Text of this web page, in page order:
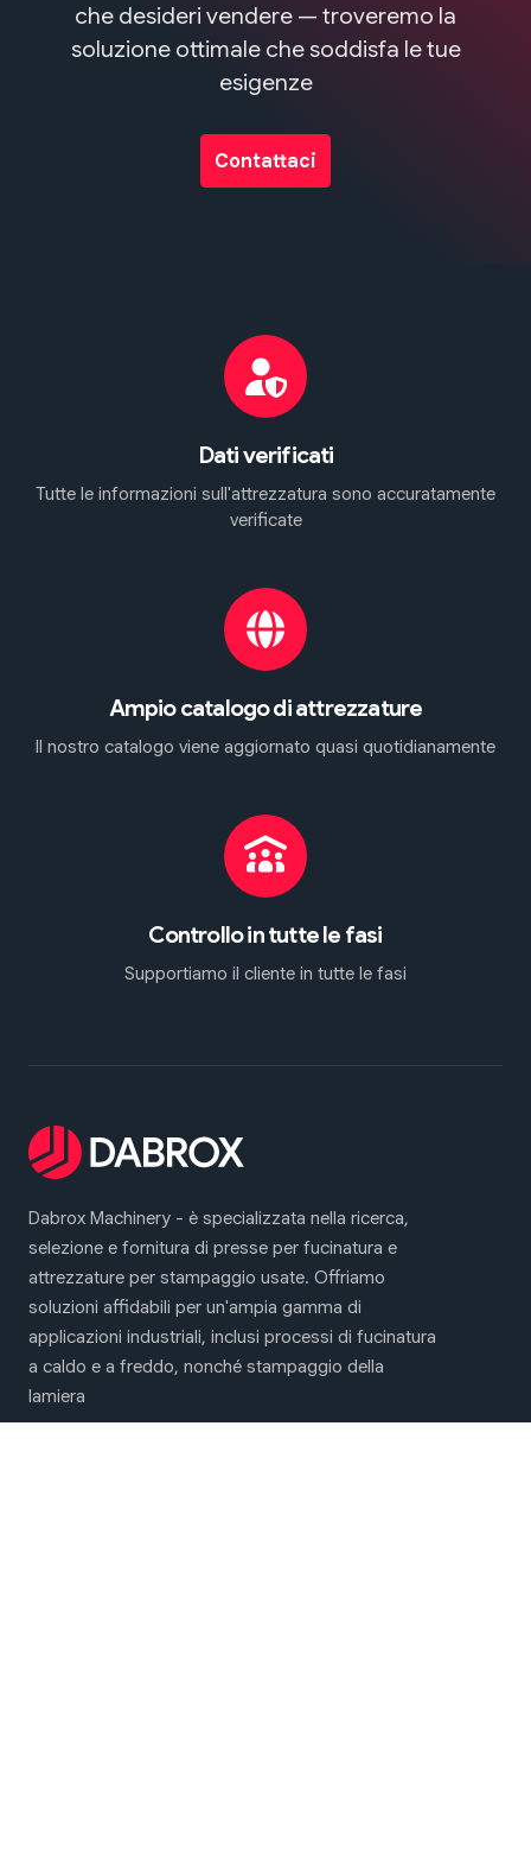
che desideri vendere — troveremo la
soluzione ottimale che soddisfa le tue
esigenze
Contattaci
Dati verificati
Tutte le informazioni sull'attrezzatura sono accuratamente
verificate
Ampio catalogo di attrezzature
Il nostro catalogo viene aggiornato quasi quotidianamente
Controllo in tutte le fasi
Supportiamo il cliente in tutte le fasi
Dabrox Machinery - è specializzata nella ricerca,
selezione e fornitura di presse per fucinatura e
attrezzature per stampaggio usate. Offriamo
soluzioni affidabili per un'ampia gamma di
applicazioni industriali, inclusi processi di fucinatura
a caldo e a freddo, nonché stampaggio della
lamiera